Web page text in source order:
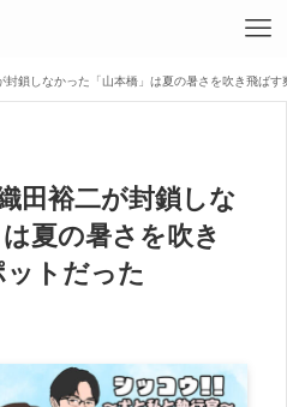
封鎖しなかった「山本橋」は夏の暑さを吹き飛ば
田裕二が封鎖しな
夏の暑さを吹き
トだった